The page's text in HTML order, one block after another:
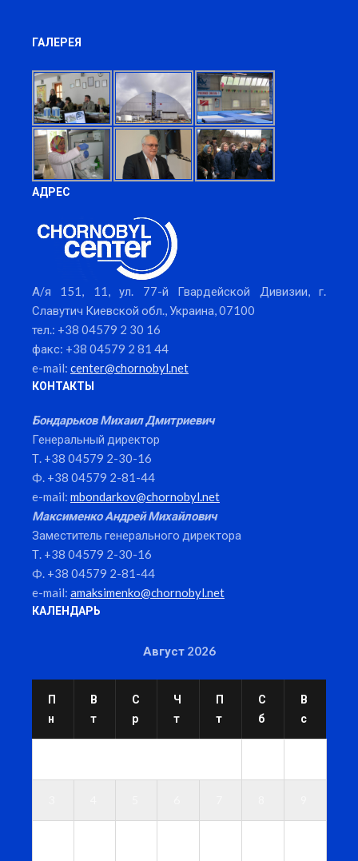
ГАЛЕРЕЯ
АДРЕС
А/я 151, 11, ул. 77-й Гвардейской Дивизии, г.
Славутич Киевской обл., Украина, 07100
тел.: +38 04579 2 30 16
факс: +38 04579 2 81 44
e-mail: center@chornobyl.net
КОНТАКТЫ
Бондарьков Михаил Дмитриевич
Генеральный директор
Т. +38 04579 2-30-16
Ф. +38 04579 2-81-44
e-mail: mbondarkov@chornobyl.net
Максименко Андрей Михайлович
Заместитель генерального директора
Т. +38 04579 2-30-16
Ф. +38 04579 2-81-44
e-mail: amaksimenko@chornobyl.net
КАЛЕНДАРЬ
Август 2026
П
н
В
т
С
р
Ч
т
П
т
С
б
В
с